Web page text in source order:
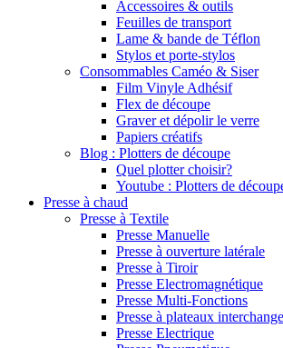
Accessoires & outils
Feuilles de transport
Lame & bande de Téflon
Stylos et porte-stylos
Consommables Caméo & Siser
Film Vinyle Adhésif
Flex de découpe
Graver et dépolir le verre
Papiers créatifs
Blog : Plotters de découpe
Quel plotter choisir?
Youtube : Plotters de
Presse à chaud
Presse à Textile
Presse Manuelle
Presse à ouverture latérale
Presse à Tiroir
Presse Electromagnétique
Presse Multi-Fonctions
Presse à plateaux
Presse Electrique